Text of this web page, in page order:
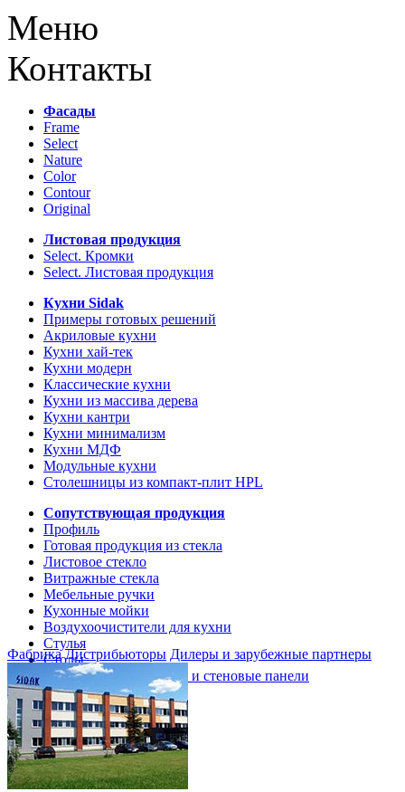
Меню
Контакты
Фасады
Frame
Select
Nature
Color
Contour
Original
Листовая продукция
Select. Кромки
Select. Листовая продукция
Кухни Sidak
Примеры готовых решений
Акриловые кухни
Кухни хай-тек
Кухни модерн
Классические кухни
Кухни из массива дерева
Кухни кантри
Кухни минимализм
Кухни МДФ
Модульные кухни
Столешницы из компакт-плит HPL
Сопутствующая продукция
Профиль
Готовая продукция из стекла
Листовое стекло
Витражные стекла
Мебельные ручки
Кухонные мойки
Воздухоочистители для кухни
Стулья
Столы
Кухонные столешницы и стеновые панели
Кухни и мебель
Кухни Softline Marine
Кухни Сидак-СП
Гид по декорам
Фабрика Дистрибьюторы Дилеры и зарубежные партнеры